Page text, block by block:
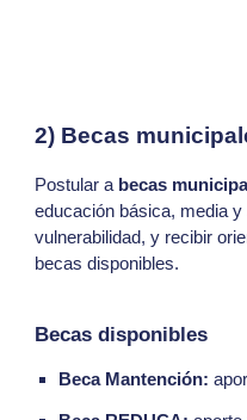
2) Becas
Postular a becas
educación básica, media
vulnerabilidad, y recibir
becas disponibles.
Becas disponibles
Beca Mantención: